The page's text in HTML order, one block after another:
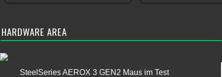
HARDWARE AREA
SteelSeries AEROX 3 GEN2 Maus im Test